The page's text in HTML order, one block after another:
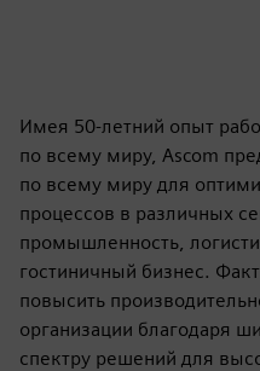
Имея 50-летний опыт
по всему миру, Ascom
по всему миру для
процессов в различных
промышленность,
гостиничный бизнес.
повысить
организации благодаря
спектру решений для